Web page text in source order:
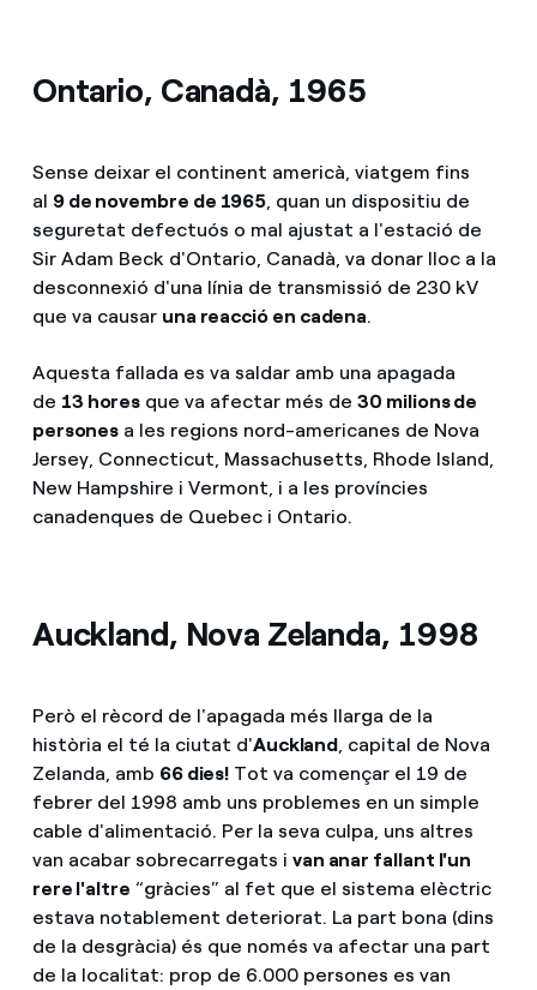
Ontario, Canadà, 1965
Sense deixar el continent americà, viatgem fins
al 9 de novembre de 1965, quan un dispositiu de
seguretat defectuós o mal ajustat a l'estació de
Sir Adam Beck d'Ontario, Canadà, va donar lloc a la
desconnexió d'una línia de transmissió de 230 kV
que va causar una reacció en cadena.
Aquesta fallada es va saldar amb una apagada
de 13 hores que va afectar més de30 milions de
persones a les regions nord-americanes de Nova
Jersey, Connecticut, Massachusetts, Rhode Island,
New Hampshire i Vermont, i a les províncies
canadenques de Quebec i Ontario.
Auckland, Nova Zelanda, 1998
Però el rècord de l'apagada més llarga de la
història el té la ciutat d'Auckland, capital de Nova
Zelanda, amb 66 dies! Tot va començar el 19 de
febrer del 1998 amb uns problemes en un simple
cable d'alimentació. Per la seva culpa, uns altres
van acabar sobrecarregats i van anar fallant l'un
rere l'altre “gràcies” al fet que el sistema elèctric
estava notablement deteriorat. La part bona (dins
de la desgràcia) és que només va afectar una part
de la localitat: prop de 6.000 persones es van